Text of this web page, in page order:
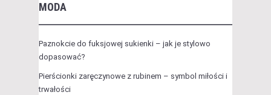
MODA
Paznokcie do fuksjowej sukienki – jak je stylowo
dopasować?
Pierścionki zaręczynowe z rubinem – symbol miłości i
trwałości